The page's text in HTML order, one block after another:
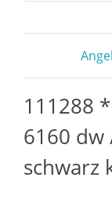
111288 *
6160 dw
schwarz